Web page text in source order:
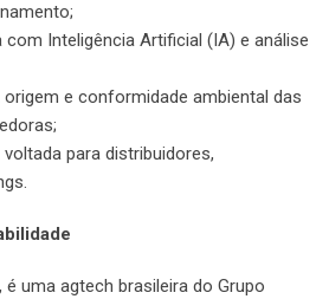
Inteligência Artificial (IA) e análise
e conformidade ambiental das
para distribuidores,
uma agtech brasileira do Grupo